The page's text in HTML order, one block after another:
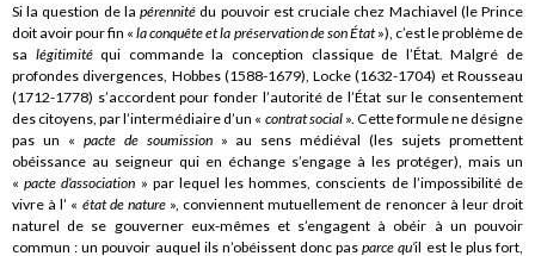
Si la question de lapérennité du pouvoir est cruciale chez Machiavel (le Prince
doit avoir pour fin «la conquête et la préservation de son État»), c’est le problème de
sa légitimitéqui commande la conception classique de l’État. Malgré de
profondes divergences, Hobbes (1588-1679), Locke (1632-1704) et Rousseau
(1712-1778) s’accordent pour fonder l’autorité de l’État sur le consentement
des citoyens, par l’intermédiaire d’un « contrat social». Cette formule ne désigne
pas un « pacte de soumission» au sens médiéval (les sujets promettent
obéissance au seigneur qui en échange s’engage à les protéger), mais un
«pacte d’association » par lequel les hommes, conscients de l’impossibilité de
vivre à l’ « état de nature», conviennent mutuellement de renoncer à leur droit
naturel de se gouverner eux-mêmes et s’engagent à obéir à un pouvoir
commun : un pouvoir auquel ils n’obéissent donc pasparce qu’il est le plus fort,